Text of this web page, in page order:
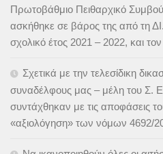
Πρωτοβάθμιο Πειθαρχικό
ασκήθηκε σε βάρος της από τη
σχολικό έτος 2021 – 2022, και
Σχετικά με την τελεσίδικη
συναδέλφους μας – μέλη του Σ.
συντάχθηκαν με τις αποφάσεις
«αξιολόγηση» των νόμων 4692/